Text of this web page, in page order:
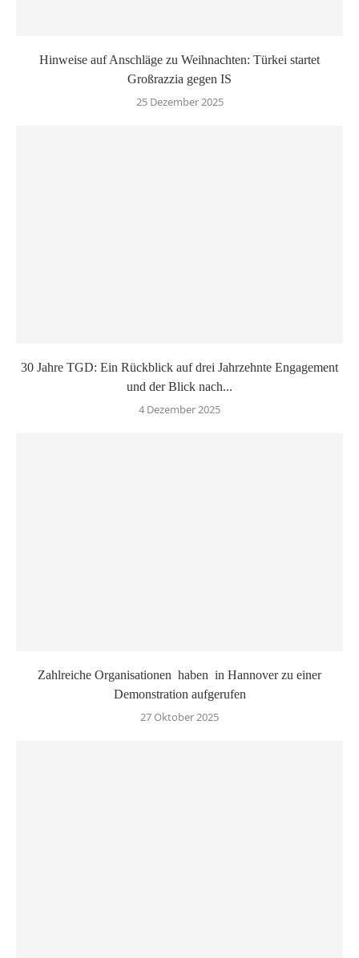
Hinweise auf Anschläge zu Weihnachten: Türkei startet
Großrazzia gegen IS
25 Dezember 2025
30 Jahre TGD: Ein Rückblick auf drei Jahrzehnte Engagement
und der Blick nach...
4 Dezember 2025
Zahlreiche Organisationen haben in Hannover zu einer
Demonstration aufgerufen
27 Oktober 2025